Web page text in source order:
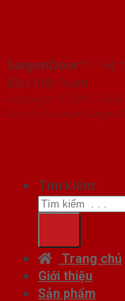
SaigonDoor™ - Hệ
đầu Việt Nam
Copyright ⓒ 2016 –
Đơn vị chủ quản
Tìm kiếm:
Trang chủ
Giới thiệu
Sản phẩm